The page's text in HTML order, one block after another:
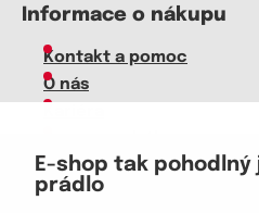
E-shop tak pohodlný
prádlo
Informace o nákupu
Kontakt a pomoc
O nás
Velkoobchod
Vrácení zboží, reklamace